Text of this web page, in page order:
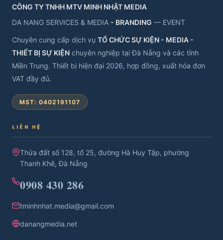
CÔNG TY TNHH MTV MINH NHẬT MEDIA
DA NANG SERVICES & MEDIA - BRANDING — EVENT
Chuyên cung cấp dịch vụ TỔ CHỨC SỰ KIỆN - MEDIA -
THIẾT BỊ SỰ KIỆN chuyên nghiệp tại Đà Nẵng và các tỉnh
Miền Trung. Thiết bị hiện đại 2026, hợp đồng, xuất hóa đơn
VAT đầy đủ.
MST: 0402191107
LIÊN HỆ
Thửa đất số 128, tổ 25, đường Hà Huy Tập, phường
Thanh Khê, Đà Nẵng
0908 430 286
tminhnhat.media@gmail.com
danangmedia.net